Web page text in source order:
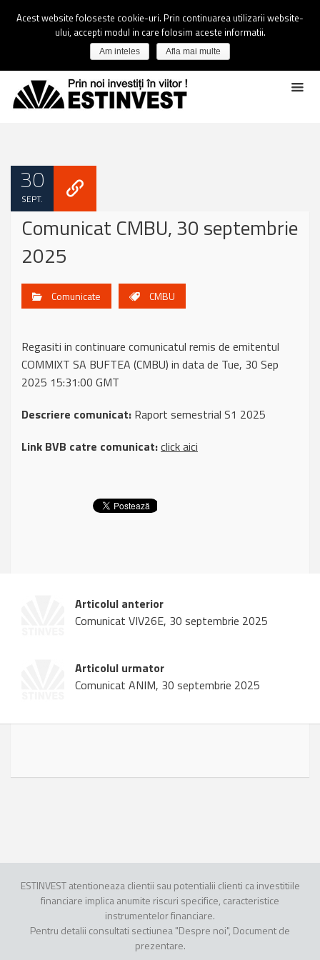
30
SEPT.
Comunicat CMBU, 30 septembrie
2025
Comunicate CMBU
Regasiti in continuare comunicatul remis de emitentul
COMMIXT SA BUFTEA (CMBU) in data de Tue, 30 Sep
2025 15:31:00 GMT
Descriere comunicat: Raport semestrial S1 2025
Link BVB catre comunicat:click aici
Articolul anterior
Comunicat VIV26E, 30 septembrie 2025
Articolul urmator
Comunicat ANIM, 30 septembrie 2025
ESTINVEST atentioneaza clientii sau potentialii clienti ca investitiile
financiare implica anumite riscuri specifice, caracteristice
instrumentelor financiare.
Pentru detalii consultati sectiunea "Despre noi", Document de
prezentare.
Acest website foloseste cookie-uri. Prin continuarea utilizarii website-
ului, accepti modul in care folosim aceste informatii.
Am inteles Afla mai multe